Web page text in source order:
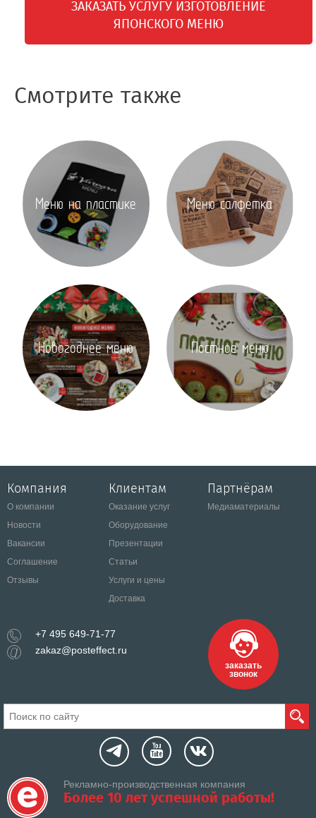
ЗАКАЗАТЬ УСЛУГУ ИЗГОТОВЛЕНИЕ
ЯПОНСКОГО МЕНЮ
Смотрите также
Меню на пластике Меню салфетка
Новогоднее меню Постное меню
Компания
О компании
Новости
Вакансии
Соглашение
Отзывы
Клиентам
Оказание услуг
Оборудование
Презентации
Статьи
Услуги и цены
Доставка
Партнёрам
Медиаматериалы
+7 495 649-71-77
zakaz@posteffect.ru
заказать
звонок
Рекламно-производственная компания
Более 10 лет успешной работы!